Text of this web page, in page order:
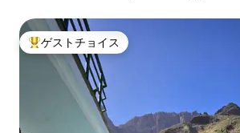
リア）
大好評のゲストチョイスです。
ゲストチョイス